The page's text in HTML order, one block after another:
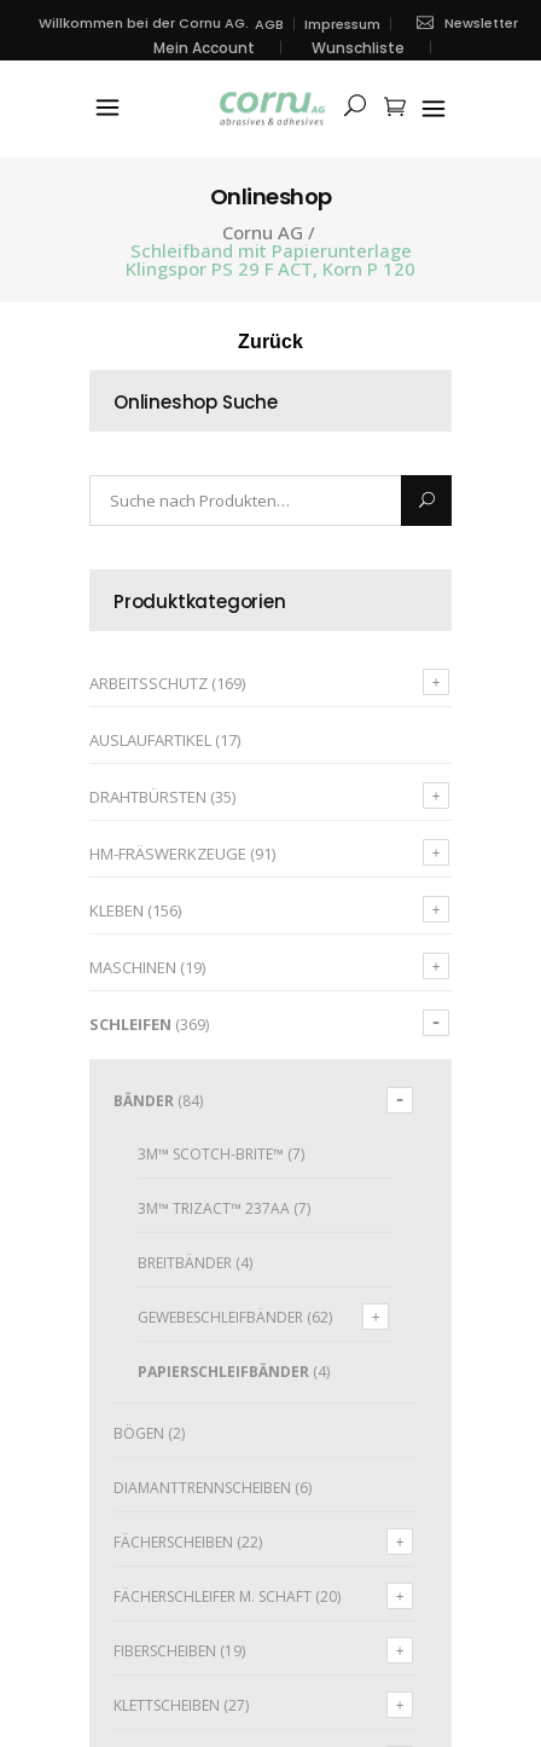
Willkommen bei der Cornu AG. AGB Impressum Newsletter
Mein Account Wunschliste
Onlineshop
Cornu AG /
Schleifband mit Papierunterlage
Klingspor PS 29 F ACT, Korn P 120
Zurück
Onlineshop Suche
Produktkategorien
ARBEITSSCHUTZ (169)
AUSLAUFARTIKEL (17)
DRAHTBÜRSTEN (35)
HM-FRÄSWERKZEUGE (91)
KLEBEN (156)
MASCHINEN (19)
SCHLEIFEN (369)
BÄNDER (84)
3M™ SCOTCH-BRITE™ (7)
3M™ TRIZACT™ 237AA (7)
BREITBÄNDER (4)
GEWEBESCHLEIFBÄNDER (62)
PAPIERSCHLEIFBÄNDER (4)
BÖGEN (2)
DIAMANTTRENNSCHEIBEN (6)
FÄCHERSCHEIBEN (22)
FÄCHERSCHLEIFER M. SCHAFT (20)
FIBERSCHEIBEN (19)
KLETTSCHEIBEN (27)